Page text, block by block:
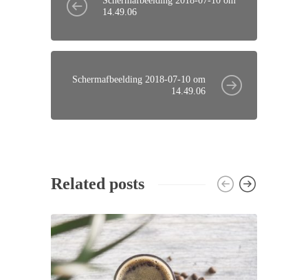
14.49.06
Schermafbeelding 2018-07-10 om
14.49.06
Related posts